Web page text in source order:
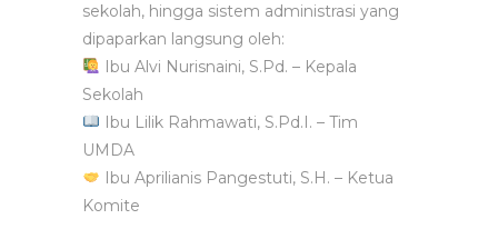
sekolah, hingga sistem administrasi yang
dipaparkan langsung oleh:
Ibu Alvi Nurisnaini, S.Pd. – Kepala
Sekolah
Ibu Lilik Rahmawati, S.Pd.I. – Tim
UMDA
Ibu Aprilianis Pangestuti, S.H. – Ketua
Komite